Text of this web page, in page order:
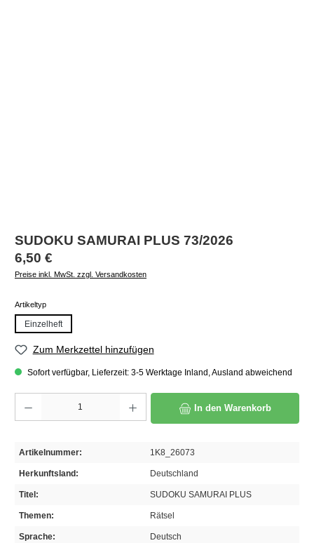
SUDOKU SAMURAI PLUS 73/2026
Regulärer Preis:
6,50 €
Preise inkl. MwSt. zzgl. Versandkosten
Artikeltypauswählen
Einzelheft
Zum Merkzettel hinzufügen
Sofort verfügbar, Lieferzeit: 3-5 Werktage Inland, Ausland abweichend
In den Warenkorb
Artikelnummer: 1K8_26073
Herkunftsland: Deutschland
Titel: SUDOKU SAMURAI PLUS
Themen: Rätsel
Sprache: Deutsch